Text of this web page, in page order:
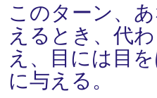
このターン、
えるとき、代
え、目には目
に与える。